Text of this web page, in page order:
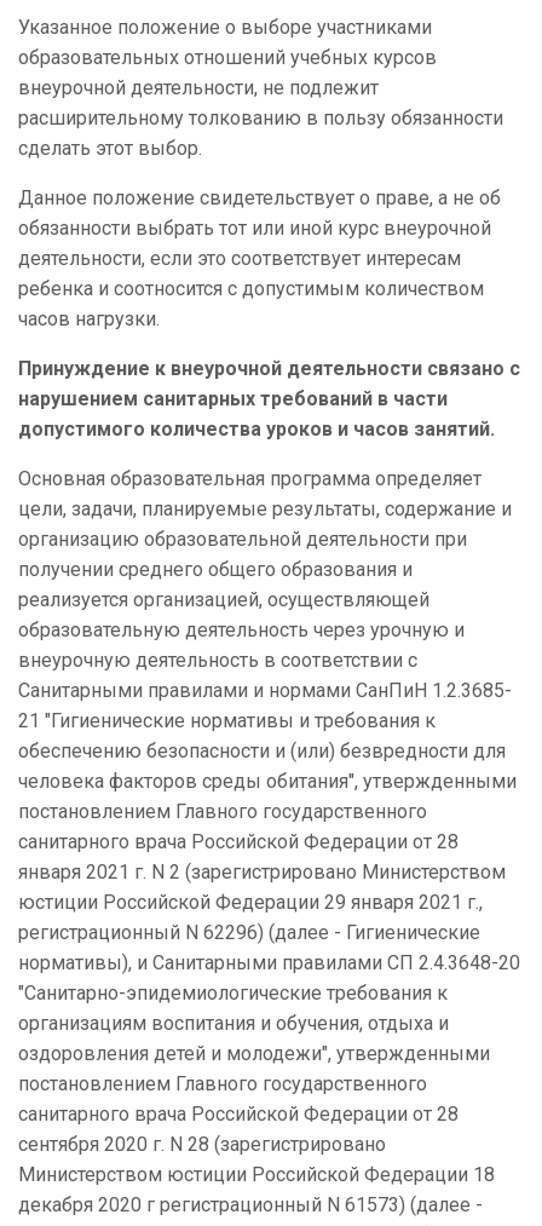
Указанное положение о выборе участниками
образовательных отношений учебных курсов
внеурочной деятельности, не подлежит
расширительному толкованию в пользу обязанности
сделать этот выбор.
Данное положение свидетельствует о праве, а не об
обязанности выбрать тот или иной курс внеурочной
деятельности, если это соответствует интересам
ребенка и соотносится с допустимым количеством
часов нагрузки.
Принуждение к внеурочной деятельности связано с
нарушением санитарных требований в части
допустимого количества уроков и часов занятий.
Основная образовательная программа определяет
цели, задачи, планируемые результаты, содержание и
организацию образовательной деятельности при
получении среднего общего образования и
реализуется организацией, осуществляющей
образовательную деятельность через урочную и
внеурочную деятельность в соответствии с
Санитарными правилами и нормами СанПиН 1.2.3685-
21 "Гигиенические нормативы и требования к
обеспечению безопасности и (или) безвредности для
человека факторов среды обитания", утвержденными
постановлением Главного государственного
санитарного врача Российской Федерации от 28
января 2021 г. N 2 (зарегистрировано Министерством
юстиции Российской Федерации 29 января 2021 г.,
регистрационный N 62296) (далее - Гигиенические
нормативы), и Санитарными правилами СП 2.4.3648-20
"Санитарно-эпидемиологические требования к
организациям воспитания и обучения, отдыха и
оздоровления детей и молодежи", утвержденными
постановлением Главного государственного
санитарного врача Российской Федерации от 28
сентября 2020 г. N 28 (зарегистрировано
Министерством юстиции Российской Федерации 18
декабря 2020 г регистрационный N 61573) (далее -